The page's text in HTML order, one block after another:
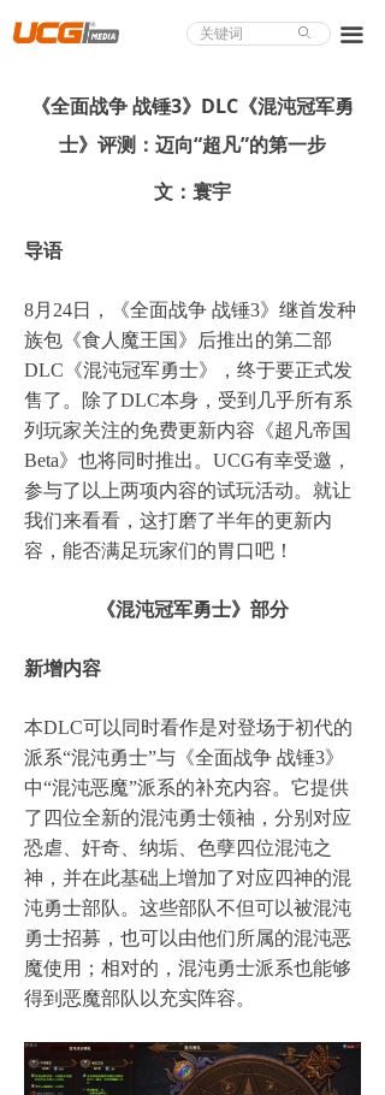
끀
About UCG
游戏评测
天下聚会
商城精品
游戏大赏
小程序
个人中心
ꄙ
文：寰宇
导语
8月24日，《全面战争 战锤3》继首发种
族包《食人魔王国》后推出的第二部
DLC《混沌冠军勇士》，终于要正式发
售了。除了DLC本身，受到几乎所有系
列玩家关注的免费更新内容《超凡帝国
Beta》也将同时推出。UCG有幸受邀，
参与了以上两项内容的试玩活动。就让
我们来看看，这打磨了半年的更新内
容，能否满足玩家们的胃口吧！
《混沌冠军勇士》部分
新增内容
本DLC可以同时看作是对登场于初代的
派系“混沌勇士”与《全面战争 战锤3》
中“混沌恶魔”派系的补充内容。它提供
了四位全新的混沌勇士领袖，分别对应
恐虐、奸奇、纳垢、色孽四位混沌之
神，并在此基础上增加了对应四神的混
沌勇士部队。这些部队不但可以被混沌
勇士招募，也可以由他们所属的混沌恶
魔使用；相对的，混沌勇士派系也能够
得到恶魔部队以充实阵容。
《全面战争 战锤3》DLC《混沌冠军勇
士》评测：迈向“超凡”的第一步